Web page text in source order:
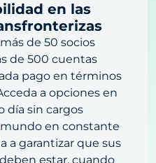
en las
de 50 socios
de 500 cuentas
pago en términos
a opciones en
día sin cargos
en constante
a garantizar que sus
estar, cuando